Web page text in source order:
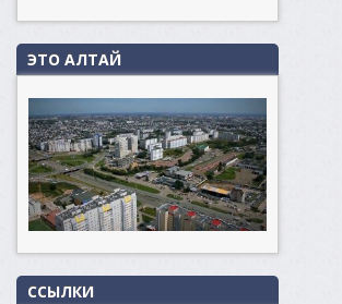
ЭТО АЛТАЙ
ССЫЛКИ